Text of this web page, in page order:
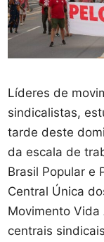
Líderes de
sindicalistas,
tarde deste
da escala de
Brasil Popular e
Central Única
Movimento Vida
centrais